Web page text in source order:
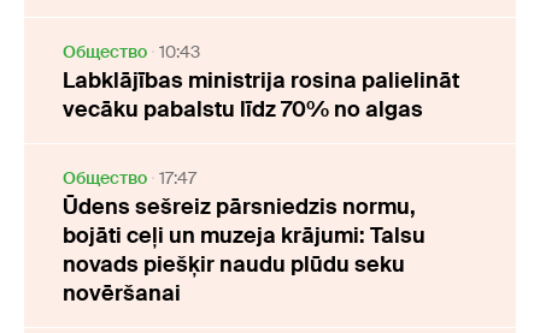
Oбщество 10:43
Labklājības ministrija rosina palielināt
vecāku pabalstu līdz 70% no algas
Oбщество 17:47
Ūdens sešreiz pārsniedzis normu,
bojāti ceļi un muzeja krājumi: Talsu
novads piešķir naudu plūdu seku
novēršanai